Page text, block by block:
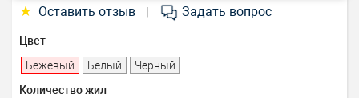
★ Оставить отзыв Задать вопрос
Цвет
Бежевый
Белый
Черный
Количество жил